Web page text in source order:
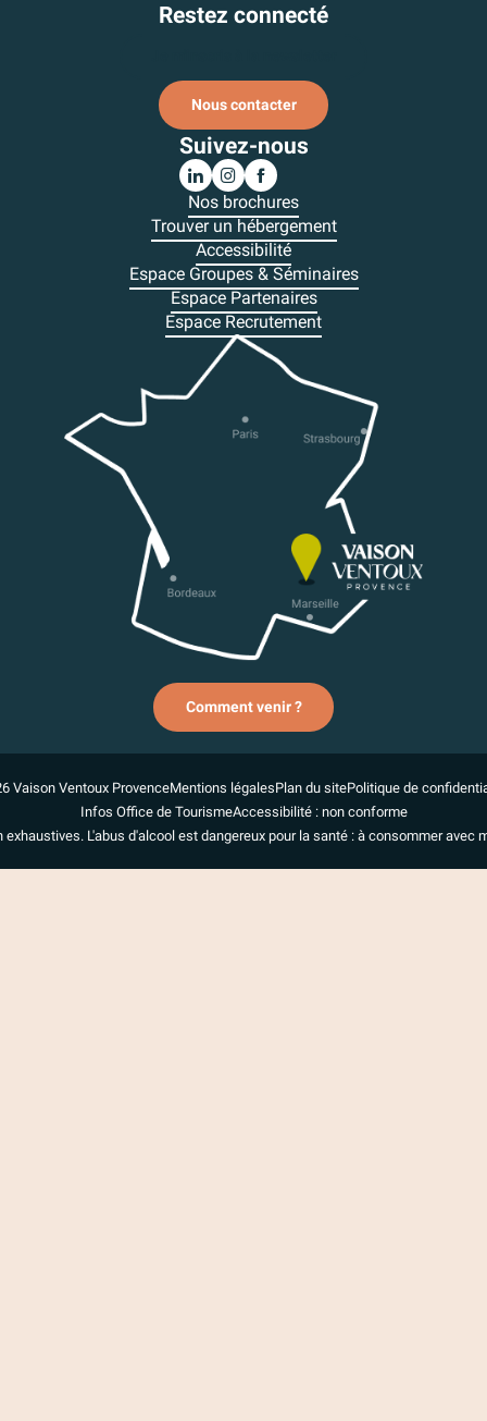
Restez connecté
Nous contacter
Suivez-nous
Nos brochures
Trouver un hébergement
Accessibilité
Espace Groupes & Séminaires
Espace Partenaires
Espace Recrutement
Comment venir ?
Vaison Ventoux ProvenceMentions légalesPlan du sitePolitique de
Infos Office de TourismeAccessibilité : non conforme
exhaustives. L'abus d'alcool est dangereux pour la santé : à consommer avec